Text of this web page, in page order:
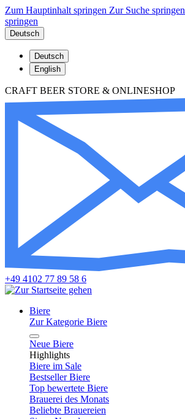
Zum Hauptinhalt springen Zur Suche springen
springen
Deutsch
Deutsch
English
CRAFT BEER STORE & ONLINESHOP
+49 4102 77 89 58 6
Biere
Zur Kategorie Biere
Neue Biere
Highlights
Biere im Sale
Bestseller Biere
Top bewertete Biere
Brauerei des Monats
Beliebte Brauereien